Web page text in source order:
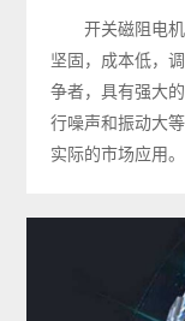
开关磁阻电
坚固，成本低，
争者，具有强大
行噪声和振动大
实际的市场应用。